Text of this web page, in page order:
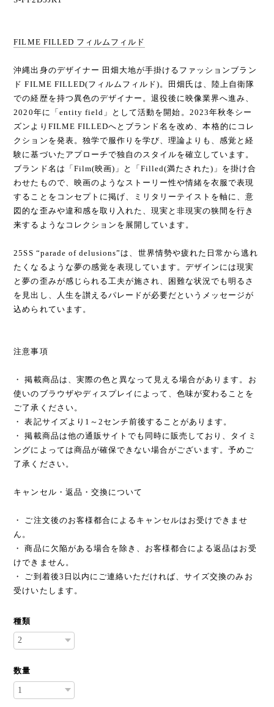
FILME FILLED フィルムフィルド
沖縄出身のデザイナー 田畑大地が手掛けるファッションブラン
ド FILME FILLED(フィルムフィルド)。田畑氏は、陸上自衛隊
での経歴を持つ異色のデザイナー。退役後に映像業界へ進み、
2020年に「entity field」として活動を開始。2023年秋冬シー
ズンよりFILME FILLEDへとブランド名を改め、本格的にコレ
クションを発表。独学で服作りを学び、理論よりも、感覚と経
験に基づいたアプローチで独自のスタイルを確立しています。
ブランド名は「Film(映画)」と「Filled(満たされた)」を掛け合
わせたもので、映画のようなストーリー性や情緒を衣服で表現
することをコンセプトに掲げ、ミリタリーテイストを軸に、意
図的な歪みや違和感を取り入れた、現実と非現実の狭間を行き
来するようなコレクションを展開しています。
25SS “parade of delusions”は、世界情勢や疲れた日常から逃れ
たくなるような夢の感覚を表現しています。デザインには現実
と夢の歪みが感じられる工夫が施され、困難な状況でも明るさ
を見出し、人生を讃えるパレードが必要だというメッセージが
込められています。
注意事項
・ 掲載商品は、実際の色と異なって見える場合があります。お
使いのブラウザやディスプレイによって、色味が変わることを
ご了承ください。
・ 表記サイズより1～2センチ前後することがあります。
・ 掲載商品は他の通販サイトでも同時に販売しており、タイミ
ングによっては商品が確保できない場合がございます。予めご
了承ください。
キャンセル・返品・交換について
・ ご注文後のお客様都合によるキャンセルはお受けできませ
ん。
・ 商品に欠陥がある場合を除き、お客様都合による返品はお受
けできません。
・ ご到着後3日以内にご連絡いただければ、サイズ交換のみお
受けいたします。
種類
数量